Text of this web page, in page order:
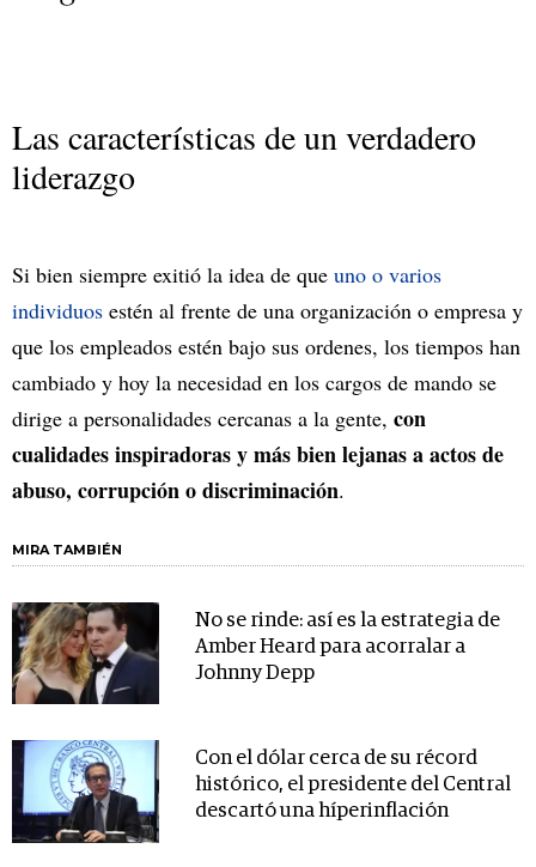
Las características de un verdadero
liderazgo
Si bien siempre exitió la idea de que uno o varios
individuos estén al frente de una organización o empresa y
que los empleados estén bajo sus ordenes, los tiempos han
cambiado y hoy la necesidad en los cargos de mando se
dirige a personalidades cercanas a la gente, con
cualidades inspiradoras y más bien lejanas a actos de
abuso, corrupción o discriminación.
MIRA TAMBIÉN
No se rinde: así es la estrategia de
Amber Heard para acorralar a
Johnny Depp
Con el dólar cerca de su récord
histórico, el presidente del Central
descartó una híperinflación